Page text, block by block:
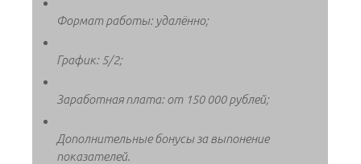
Формат работы: удалённо;
График: 5/2;
Заработная плата: от 150 000 рублей;
Дополнительные бонусы за выпонение
показателей.